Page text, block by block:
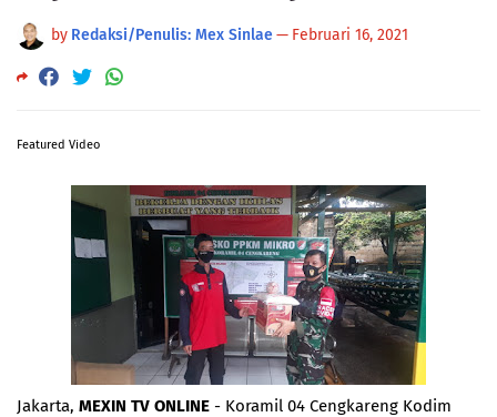
by Redaksi/Penulis: Mex Sinlae— Februari 16, 2021
Featured Video
Jakarta, MEXIN TV ONLINE - Koramil 04 Cengkareng Kodim